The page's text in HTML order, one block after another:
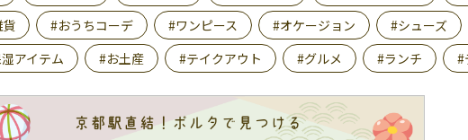
#おうちコーデ #ワンピース #オケージョン #シューズ
アイテム #お土産 #テイクアウト #グルメ #ランチ #